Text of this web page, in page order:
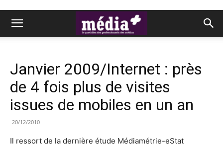
Janvier 2009/Internet : près
de 4 fois plus de visites
issues de mobiles en un an
20/12/2010
Il ressort de la dernière étude Médiamétrie-eStat